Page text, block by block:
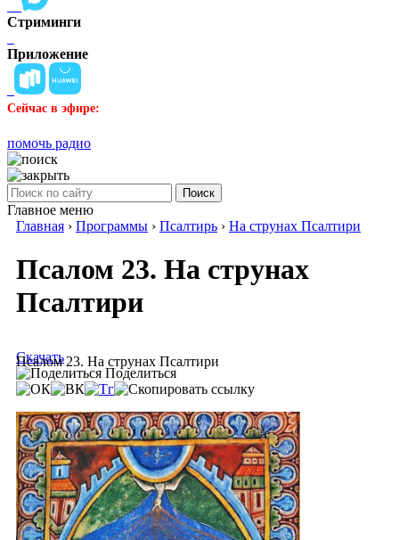
Стриминги
Приложение
Сейчас в эфире:
помочь радио
Поиск
Главное меню
Главная › Программы › Псалтирь › На струнах Псалтири
Псалом 23. На струнах
Псалтири
Псалом 23. На струнах Псалтири
Скачать
Поделиться